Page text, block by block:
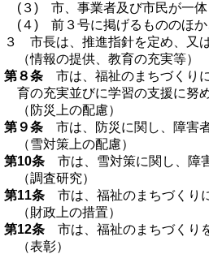
(３) 市、事業者及び市民が一体
(４) 前３号に掲げるもののほか
３ 市長は、推進指針を定め、又
（情報の提供、教育の充実等）
第８条 市は、福祉のまちづくり
育の充実並びに学習の支援に努
（防災上の配慮）
第９条 市は、防災に関し、障害
（雪対策上の配慮）
第10条 市は、雪対策に関し、障
（調査研究）
第11条 市は、福祉のまちづくり
（財政上の措置）
第12条 市は、福祉のまちづくり
（表彰）